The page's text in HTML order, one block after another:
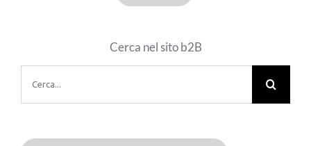
Cerca nel sito b2B
per: